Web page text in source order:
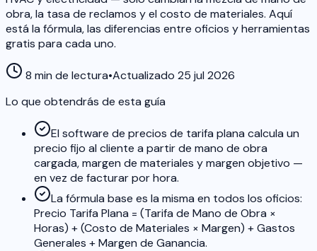
obra, la tasa de reclamos y el costo de materiales. Aquí
está la fórmula, las diferencias entre oficios y herramientas
gratis para cada uno.
8 min de lectura•Actualizado 25 jul 2026
Lo que obtendrás de esta guía
El software de precios de tarifa plana calcula un
precio fijo al cliente a partir de mano de obra
cargada, margen de materiales y margen objetivo —
en vez de facturar por hora.
La fórmula base es la misma en todos los oficios:
Precio Tarifa Plana = (Tarifa de Mano de Obra ×
Horas) + (Costo de Materiales × Margen) + Gastos
Generales + Margen de Ganancia.